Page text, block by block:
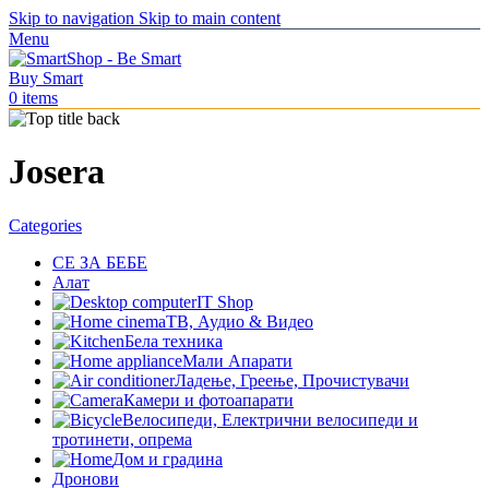
Skip to navigation Skip to main content
Menu
0 items
Josera
Categories
СЕ ЗА БЕБЕ
Алат
IT Shop
ТВ, Аудио & Видео
Бела техника
Мали Апарати
Ладење, Греење, Прочистувачи
Камери и фотоапарати
Велосипеди, Електрични велосипеди и
тротинети, опрема
Дом и градина
Дронови